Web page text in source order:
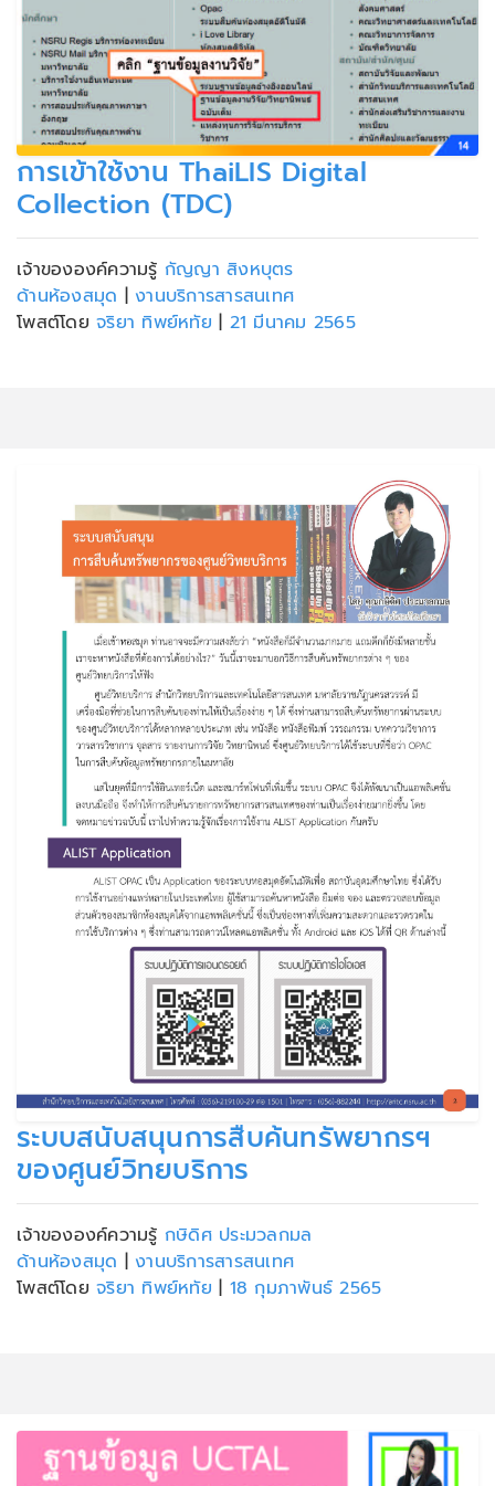
การเข้าใช้งาน ThaiLIS Digital
Collection (TDC)
เจ้าขององค์ความรู้ กัญญา สิงหบุตร
ด้านห้องสมุด | งานบริการสารสนเทศ
โพสต์โดย จริยา ทิพย์หทัย | 21 มีนาคม 2565
ระบบสนับสนุนการสืบค้นทรัพยากรฯ
ของศูนย์วิทยบริการ
เจ้าขององค์ความรู้ กษิดิศ ประมวลกมล
ด้านห้องสมุด | งานบริการสารสนเทศ
โพสต์โดย จริยา ทิพย์หทัย | 18 กุมภาพันธ์ 2565